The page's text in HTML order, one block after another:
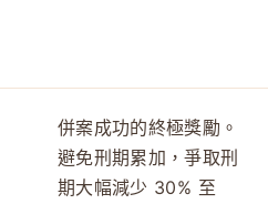
併案成功的終極獎勵。
避免刑期累加，爭取刑
期大幅減少 30% 至